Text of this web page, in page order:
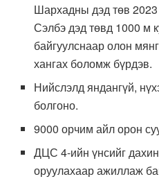
Шархадны дэд төв
Сэлбэ дэд төвд 1000 м
байгуулснаар олон
хангах боломж бүрдэв.
Нийслэлд яндангүй,
болгоно.
9000 орчим айл орон
ДЦС 4-ийн үнсийг
оруулахаар ажиллаж